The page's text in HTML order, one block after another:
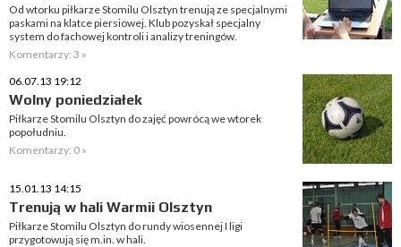
Od wtorku piłkarze Stomilu Olsztyn trenują ze specjalnymi
paskami na klatce piersiowej. Klub pozyskał specjalny
system do fachowej kontroli i analizy treningów.
Komentarzy: 3 »
06.07.13 19:12
Wolny poniedziałek
Piłkarze Stomilu Olsztyn do zajęć powrócą we wtorek
popołudniu.
Komentarzy: 0 »
15.01.13 14:15
Trenują w hali Warmii Olsztyn
Piłkarze Stomilu Olsztyn do rundy wiosennej I ligi
przygotowują się m.in. w hali.